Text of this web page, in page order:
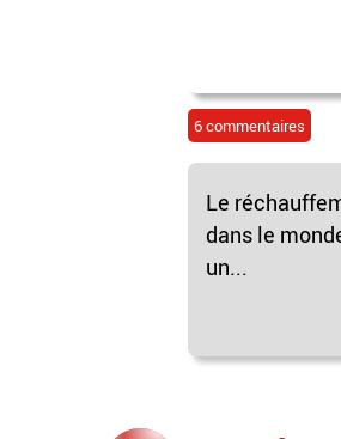
6 commentaires
Le
dans le
un...